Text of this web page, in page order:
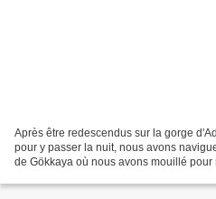
Après être redescendus sur la gorge
pour y passer la nuit, nous avons
de Gökkaya où nous avons mouillé